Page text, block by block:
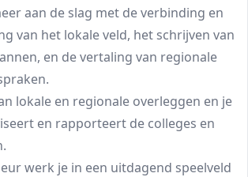
aan de slag met de verbinding en
van het lokale veld, het schrijven van
en de vertaling van regionale
lokale en regionale overleggen en je
en rapporteert de colleges en
werk je in een uitdagend speelveld